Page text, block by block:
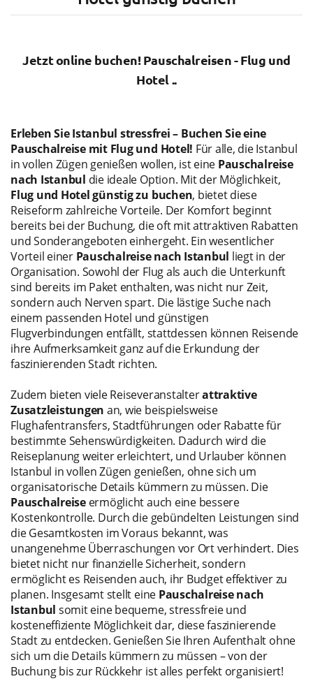
Jetzt online buchen!Pauschalreisen - Flug und
Hotel ..
Erleben Sie Istanbul stressfrei – Buchen Sie eine
Pauschalreise mit Flug und Hotel! Für alle, die Istanbul
in vollen Zügen genießen wollen, ist eine Pauschalreise
nach Istanbul die ideale Option. Mit der Möglichkeit,
Flug und Hotel günstig zu buchen, bietet diese
Reiseform zahlreiche Vorteile. Der Komfort beginnt
bereits bei der Buchung, die oft mit attraktiven Rabatten
und Sonderangeboten einhergeht. Ein wesentlicher
Vorteil einer Pauschalreise nach Istanbul liegt in der
Organisation. Sowohl der Flug als auch die Unterkunft
sind bereits im Paket enthalten, was nicht nur Zeit,
sondern auch Nerven spart. Die lästige Suche nach
einem passenden Hotel und günstigen
Flugverbindungen entfällt, stattdessen können Reisende
ihre Aufmerksamkeit ganz auf die Erkundung der
faszinierenden Stadt richten.
Zudem bieten viele Reiseveranstalterattraktive
Zusatzleistungen an, wie beispielsweise
Flughafentransfers, Stadtführungen oder Rabatte für
bestimmte Sehenswürdigkeiten. Dadurch wird die
Reiseplanung weiter erleichtert, und Urlauber können
Istanbul in vollen Zügen genießen, ohne sich um
organisatorische Details kümmern zu müssen. Die
Pauschalreiseermöglicht auch eine bessere
Kostenkontrolle. Durch die gebündelten Leistungen sind
die Gesamtkosten im Voraus bekannt, was
unangenehme Überraschungen vor Ort verhindert. Dies
bietet nicht nur finanzielle Sicherheit, sondern
ermöglicht es Reisenden auch, ihr Budget effektiver zu
planen. Insgesamt stellt eine Pauschalreise nach
Istanbul somit eine bequeme, stressfreie und
kosteneffiziente Möglichkeit dar, diese faszinierende
Stadt zu entdecken. Genießen Sie Ihren Aufenthalt ohne
sich um die Details kümmern zu müssen – von der
Buchung bis zur Rückkehr ist alles perfekt organisiert!